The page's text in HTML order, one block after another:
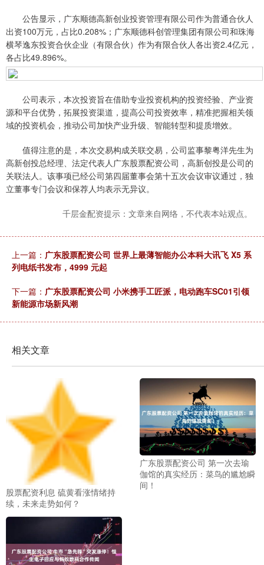
公告显示，广东顺德高新创业投资管理有限公司作为普通合伙人
出资100万元，占比0.208%；广东顺德科创管理集团有限公司和珠海
横琴逸东投资合伙企业（有限合伙）作为有限合伙人各出资2.4亿元，
各占比49.896%。
公司表示，本次投资旨在借助专业投资机构的投资经验、产业资
源和平台优势，拓展投资渠道，提高公司投资效率，精准把握相关领
域的投资机会，推动公司加快产业升级、智能转型和提质增效。
值得注意的是，本次交易构成关联交易，公司监事黎粤洋先生为
高新创投总经理、法定代表人广东股票配资公司，高新创投是公司的
关联法人。该事项已经公司第四届董事会第十五次会议审议通过，独
立董事专门会议和保荐人均表示无异议。
千层金配资提示：文章来自网络，不代表本站观点。
上一篇： 广东股票配资公司 世界上最薄智能办公本科大讯飞 X5 系
列电纸书发布，4999 元起
下一篇： 广东股票配资公司 小米携手工匠派，电动跑车SC01引领
新能源市场新风潮
相关文章
股票配资利息 硫黄看涨情绪持
续，未来走势如何？
广东股票配资公司 第一次去瑜
伽馆的真实经历：菜鸟的尴尬瞬
间！